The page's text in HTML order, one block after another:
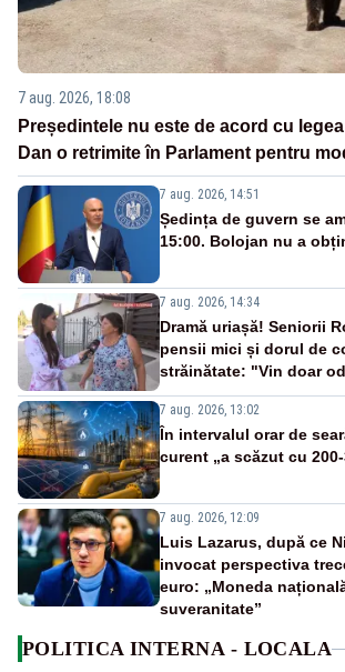
7 aug. 2026, 18:08
Președintele nu este de acord cu
Dan o retrimite în Parlament pentru
7 aug. 2026, 14:51
Ședința de guvern se
15:00. Bolojan nu a
7 aug. 2026, 14:34
Dramă uriașă! Seniorii
pensii mici și dorul de
străinătate: "Vin doar
7 aug. 2026, 13:02
În intervalul orar de
curent „a scăzut cu
7 aug. 2026, 12:09
Luis Lazarus, după ce
invocat perspectiva
euro: „Moneda
suveranitate”
POLITICA INTERNA - LOCALA